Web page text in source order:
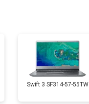
от 60 мин
Swift 3 SF314-57-55TW